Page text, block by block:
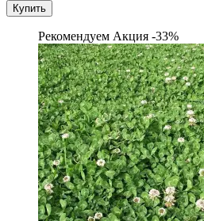
Купить
Рекомендуем Акция -33%